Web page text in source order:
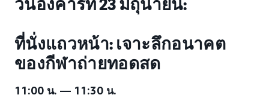
วันอังคารที่ 23 มิถุนายน:
ที่นั่งแถวหน้า: เจาะลึกอนาคต
ของกีฬาถ่ายทอดสด
11:00 น. — 11:30 น.